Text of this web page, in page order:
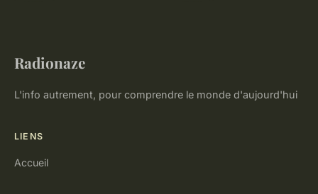
Radionaze
L'info autrement, pour comprendre le monde d'aujourd'hui
LIENS
Accueil